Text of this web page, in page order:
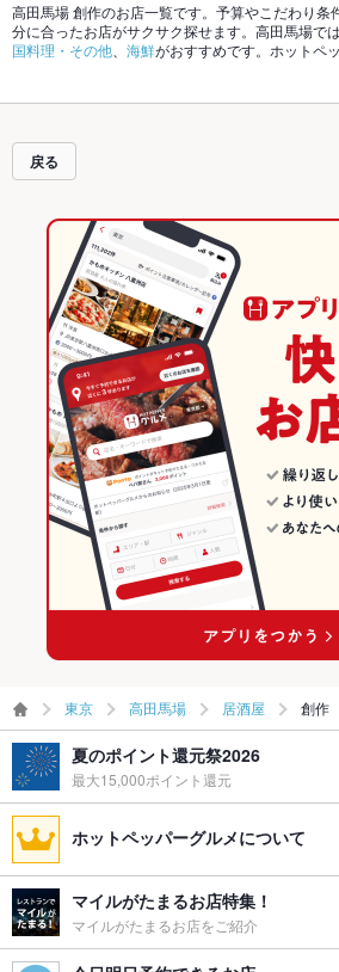
高田馬場 創作のお店一覧です。予算やこだわり条
分に合ったお店がサクサク探せます。高田馬場では
国料理・その他
海鮮がおすすめです。ホットペ
情報をご紹介しているので安心！24時間使える簡
お店も拡大中です。友達どうしの飲み会にも、会
戻る
東京 高田馬場 居酒屋 創作
夏のポイント還元祭2026
最大15,000ポイント還元
ホットペッパーグルメについて
マイルがたまるお店特集！
マイルがたまるお店をご紹介